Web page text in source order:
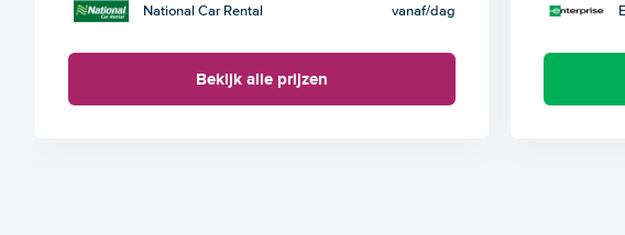
National Car Rental vanaf/dag
Bekijk alle prijzen